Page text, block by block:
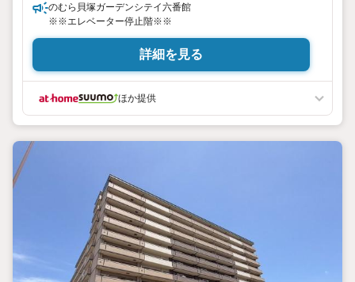
のむら貝塚ガーデンシテイ六番館
※※エレベーター停止階※※
詳細を見る
ほか提供